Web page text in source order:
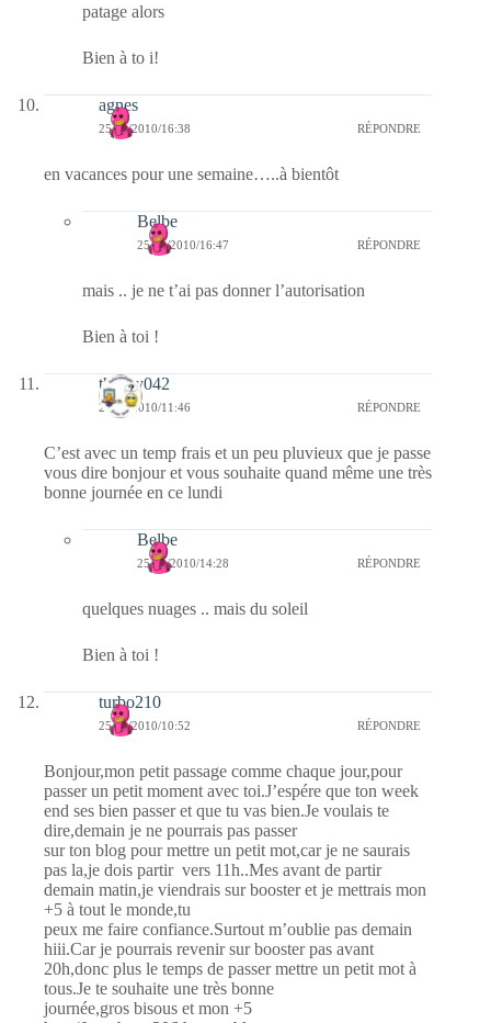
patage alors
Bien à to i!
agnes
25/10/2010/16:38 RÉPONDRE
en vacances pour une semaine…..à bientôt
Belbe
25/10/2010/16:47 RÉPONDRE
mais .. je ne t’ai pas donner l’autorisation
Bien à toi !
thierry042
25/10/2010/11:46 RÉPONDRE
C’est avec un temp frais et un peu pluvieux que je passe
vous dire bonjour et vous souhaite quand même une très
bonne journée en ce lundi
Belbe
25/10/2010/14:28 RÉPONDRE
quelques nuages .. mais du soleil
Bien à toi !
turbo210
25/10/2010/10:52 RÉPONDRE
Bonjour,mon petit passage comme chaque jour,pour
passer un petit moment avec toi.J’espére que ton week
end ses bien passer et que tu vas bien.Je voulais te
dire,demain je ne pourrais pas passer
sur ton blog pour mettre un petit mot,car je ne saurais
pas la,je dois partir vers 11h..Mes avant de partir
demain matin,je viendrais sur booster et je mettrais mon
+5 à tout le monde,tu
peux me faire confiance.Surtout m’oublie pas demain
hiii.Car je pourrais revenir sur booster pas avant
20h,donc plus le temps de passer mettre un petit mot à
tous.Je te souhaite une très bonne
journée,gros bisous et mon +5